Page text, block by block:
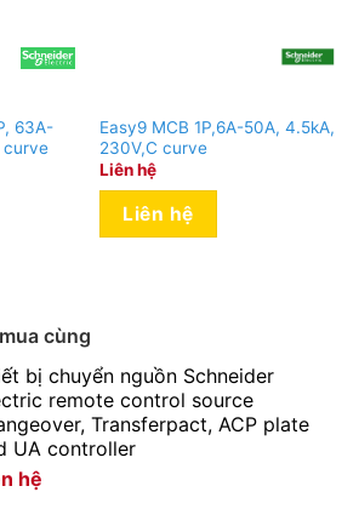
63A-
curve
Easy9 MCB 1P,6A-50A, 4.5kA,
230V,C curve
Liên hệ
Liên hệ
cùng
bị chuyển nguồn Schneider
remote control source
Transferpact, ACP plate
UA controller
hệ